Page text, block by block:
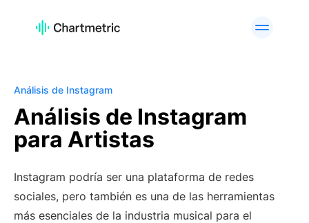
PRODUCTO
Análisis de Canciones
Analíticas de Curadores Gráficos
Herramientas de A&R
personalizados
Análisis de Instagram
Análisis de Instagram
para Artistas
Instagram podría ser una plataforma de redes
sociales, pero también es una de las herramientas
más esenciales de la industria musical para el